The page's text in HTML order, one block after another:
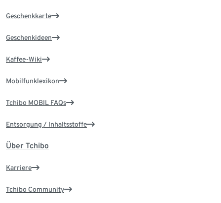
Geschenkkarte
Geschenkideen
Kaffee-Wiki
Mobilfunklexikon
Tchibo MOBIL FAQs
Entsorgung / Inhaltsstoffe
Über Tchibo
Karriere
Tchibo Community